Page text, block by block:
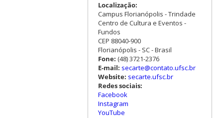
Localização:
Campus Florianópolis - Trindade
Centro de Cultura e Eventos -
Fundos
CEP 88040-900
Florianópolis - SC - Brasil
Fone: (48) 3721-2376
E-mail: secarte@contato.ufsc.br
Website: secarte.ufsc.br
Redes sociais:
Facebook
Instagram
YouTube